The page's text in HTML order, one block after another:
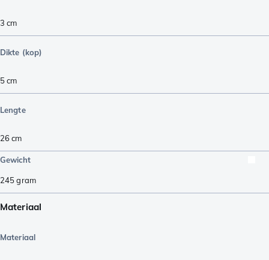
3 cm
Dikte (kop)
5cm
Lengte
26cm
Gewicht
245gram
Materiaal
Materiaal